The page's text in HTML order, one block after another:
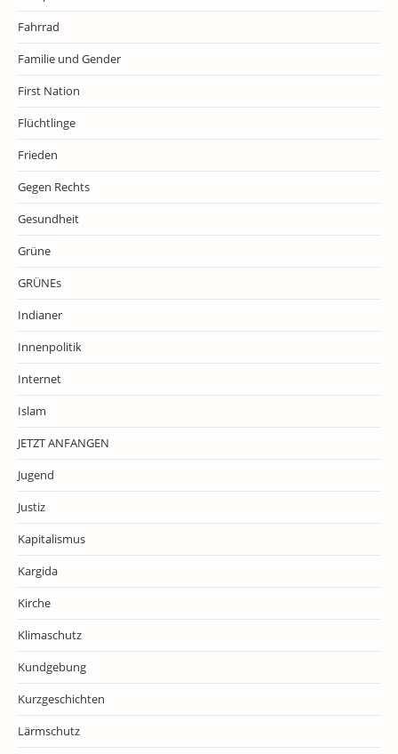
Fahrrad
Familie und Gender
First Nation
Flüchtlinge
Frieden
Gegen Rechts
Gesundheit
Grüne
GRÜNEs
Indianer
Innenpolitik
Internet
Islam
JETZT ANFANGEN
Jugend
Justiz
Kapitalismus
Kargida
Kirche
Klimaschutz
Kundgebung
Kurzgeschichten
Lärmschutz